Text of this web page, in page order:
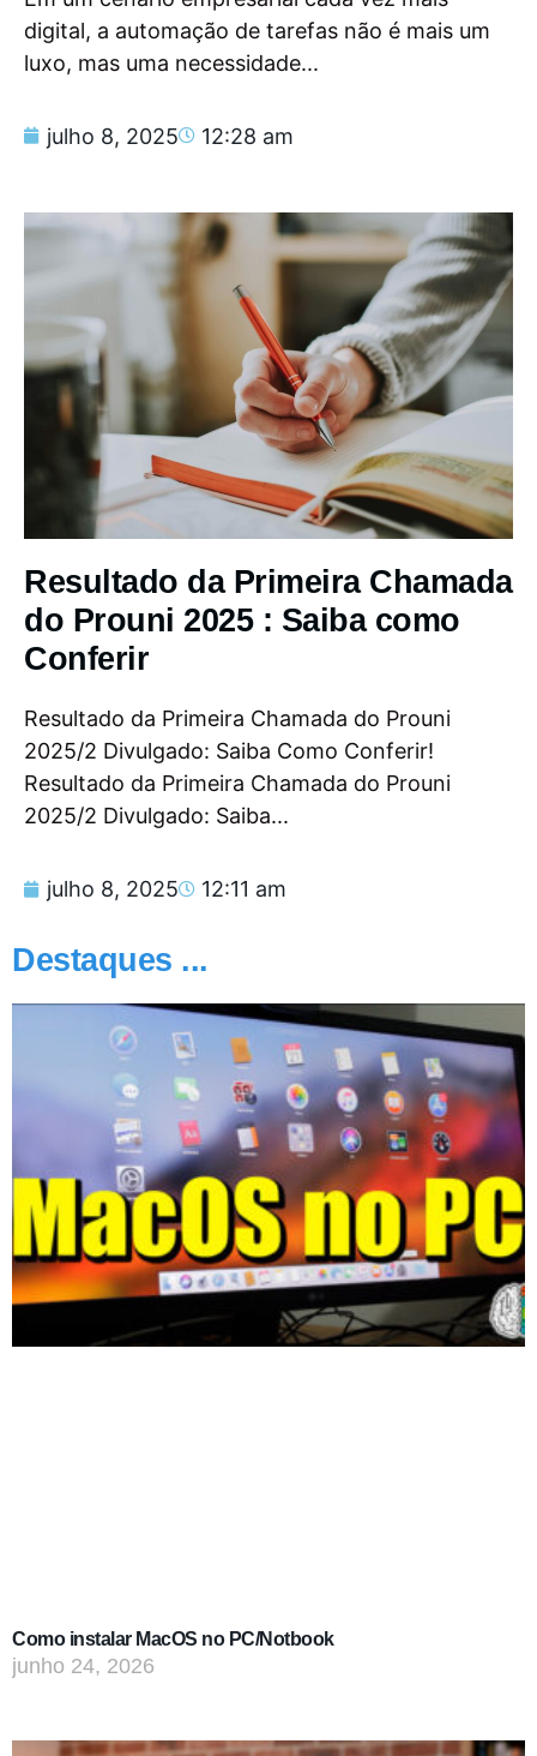
digital, a automação de tarefas não é mais um
luxo, mas uma necessidade...
julho 8, 2025 12:28 am
Resultado da Primeira Chamada
do Prouni 2025 : Saiba como
Conferir
Resultado da Primeira Chamada do Prouni
2025/2 Divulgado: Saiba Como Conferir!
Resultado da Primeira Chamada do Prouni
2025/2 Divulgado: Saiba...
julho 8, 2025 12:11 am
Destaques ...
Como instalar MacOS no PC/Notbook
junho 24, 2026